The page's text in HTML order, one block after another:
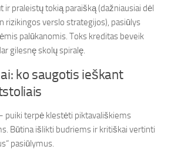
ir praleistų tokią paraišką (dažniausiai dėl
rizikingos verslo strategijos), pasiūlys
palūkanomis. Toks kreditas beveik
gilesnę skolų spiralę.
ko saugotis ieškant
puiki terpė klestėti piktavališkiems
Būtina išlikti budriems ir kritiškai vertinti
pasiūlymus.